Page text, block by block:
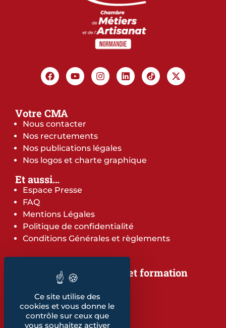
Votre CMA
Nous contacter
Nos recrutements
Nos publications légales
Nos logos et charte graphique
Et aussi…
Espace Presse
FAQ
Mentions Légales
Politique de confidentialité
Conditions Générales et règlements
Notre offre de services et formation
Notre offre de services
Notre offre de formation
Notre dépliant formation
Les indicateurs
Ce site utilise des
cookies et vous donne le
contrôle sur ceux que
vous souhaitez activer